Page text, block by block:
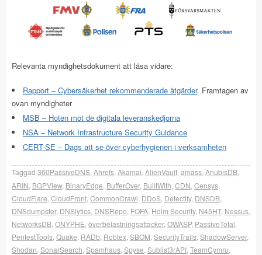
Relevanta myndighetsdokument att läsa vidare:
Rapport – Cybersäkerhet rekommenderade åtgärder. Framtagen av
ovan myndigheter
MSB – Hoten mot de digitala leveranskedjorna
NSA – Network Infrastructure Security Guidance
CERT-SE – Dags att se över cyberhygienen i verksamheten
Taggad 360PassiveDNS Ahrefs Akamai AlienVault amass AnubisDB
ARIN BGPView, BinaryEdge BufferOver, BuiltWith CDN Censys
CloudFlare CloudFront CommonCrawl DDoS Detectify, DNSDB
DNSdumpster, DNSlytics DNSRepo FOFA Holm Security, N45HT, Nessus
NetworksDB ONYPHE överbelastningsattacker, OWASP, PassiveTotal
PentestTools Quake RADb Robtex SBOM SecurityTrails ShadowServer,
Shodan SonarSearch Spamhaus Spyse Sublist3rAPI TeamCymru